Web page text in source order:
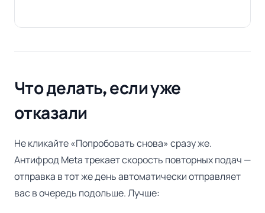
Что делать, если уже
отказали
Не кликайте «Попробовать снова» сразу же.
Антифрод Meta трекает скорость повторных подач —
отправка в тот же день автоматически отправляет
вас в очередь подольше. Лучше: